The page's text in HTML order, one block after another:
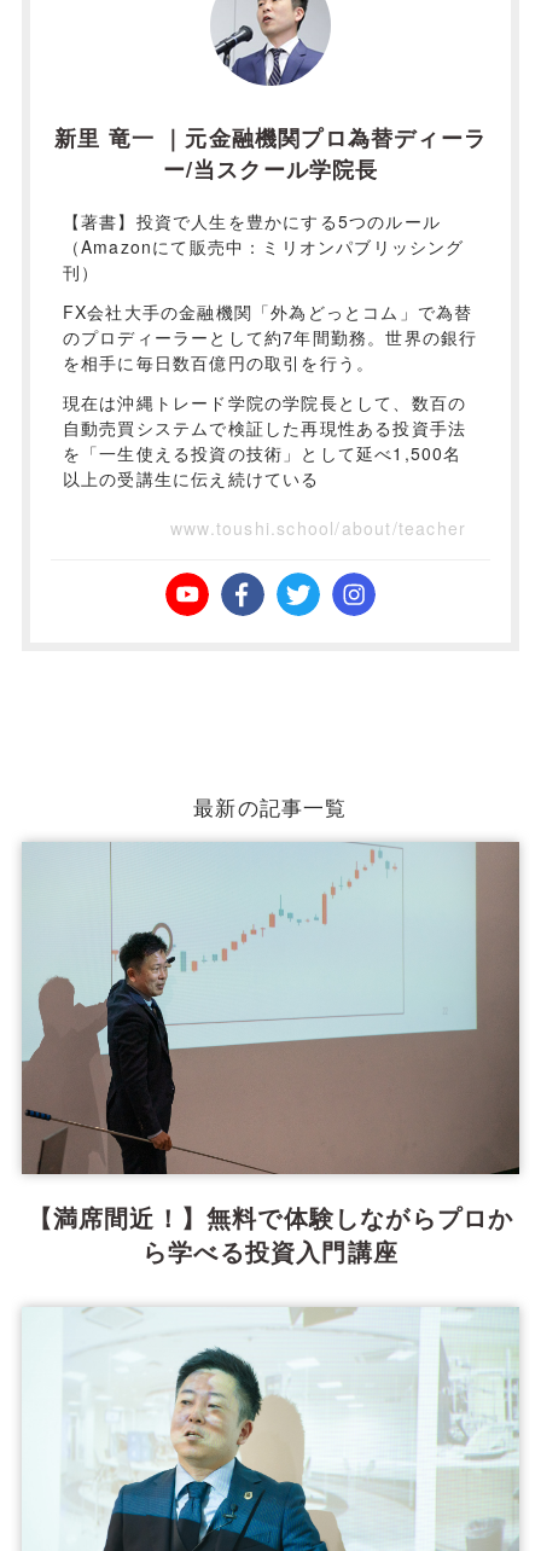
新里 竜一 ｜元金融機関プロ為替ディーラ
ー/当スクール学院長
【著書】投資で人生を豊かにする5つのルール
（Amazonにて販売中：ミリオンパブリッシング
刊）
FX会社大手の金融機関「外為どっとコム」で為替
のプロディーラーとして約7年間勤務。世界の銀行
を相手に毎日数百億円の取引を行う。
現在は沖縄トレード学院の学院長として、数百の
自動売買システムで検証した再現性ある投資手法
を「一生使える投資の技術」として延べ1,500名
以上の受講生に伝え続けている
www.toushi.school/about/teacher
最新の記事一覧
【満席間近！】無料で体験しながらプロか
ら学べる投資入門講座